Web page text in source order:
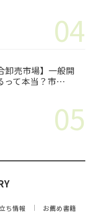
04
卸売市場】一般開
って本当？市…
05
ち情報 お薦め書籍